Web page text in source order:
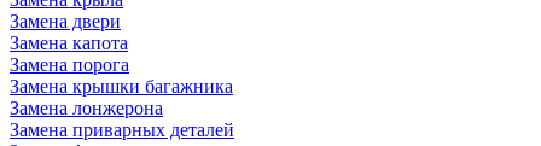
Замена двери
Замена капота
Замена порога
Замена крышки багажника
Замена лонжерона
Замена приварных деталей